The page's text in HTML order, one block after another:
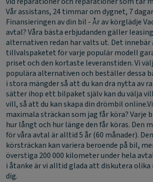
Vår assistans, 24 timmar om dygnet, 7
Finansieringen av din bil - År av körglädje
avtal?Våra bästa erbjudanden gäller
alternativen redan har valts ut. Det
tillvalspaketet för varje populär modell
priset och den kortaste leveranstiden. Vi
populära alternativen och beställer dessa
i stora mängder så att du kan dra nytta av
sätter ihop ett bilpaket själv kan du välja
vill, så att du kan skapa din drömbil online.
maximala sträckan som jag får köra?Varje
hur långt och hur länge den får köras. Den
för våra avtal är alltid 5 år (60 månader).
körsträckan kan variera beroende på bil,
överstiga 200 000 kilometer under hela
i åtanke är vi alltid glada att diskutera
dig.